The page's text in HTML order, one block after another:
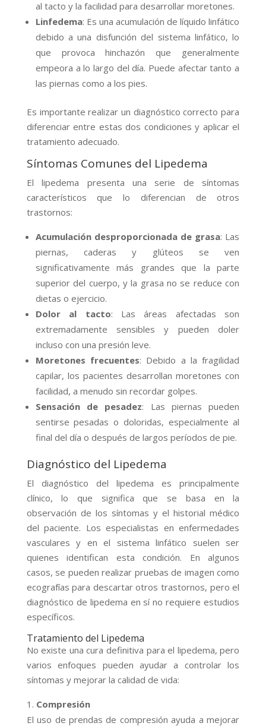
al tacto y la facilidad para desarrollar moretones.
Linfedema: Es una acumulación de líquido linfático
debido a una disfunción del sistema linfático, lo
que provoca hinchazón que generalmente
empeora a lo largo del día. Puede afectar tanto a
las piernas como a los pies.
Es importante realizar un diagnóstico correcto para
diferenciar entre estas dos condiciones y aplicar el
tratamiento adecuado.
Síntomas Comunes del Lipedema
El lipedema presenta una serie de síntomas
característicos que lo diferencian de otros
trastornos:
Acumulación desproporcionada de grasa: Las
piernas, caderas y glúteos se ven
significativamente más grandes que la parte
superior del cuerpo, y la grasa no se reduce con
dietas o ejercicio.
Dolor al tacto: Las áreas afectadas son
extremadamente sensibles y pueden doler
incluso con una presión leve.
Moretones frecuentes: Debido a la fragilidad
capilar, los pacientes desarrollan moretones con
facilidad, a menudo sin recordar golpes.
Sensación de pesadez: Las piernas pueden
sentirse pesadas o doloridas, especialmente al
final del día o después de largos períodos de pie.
Diagnóstico del Lipedema
El diagnóstico del lipedema es principalmente
clínico, lo que significa que se basa en la
observación de los síntomas y el historial médico
del paciente. Los especialistas en enfermedades
vasculares y en el sistema linfático suelen ser
quienes identifican esta condición. En algunos
casos, se pueden realizar pruebas de imagen como
ecografías para descartar otros trastornos, pero el
diagnóstico de lipedema en sí no requiere estudios
específicos.
Tratamiento del Lipedema
No existe una cura definitiva para el lipedema, pero
varios enfoques pueden ayudar a controlar los
síntomas y mejorar la calidad de vida:
Compresión
El uso de prendas de compresión ayuda a mejorar